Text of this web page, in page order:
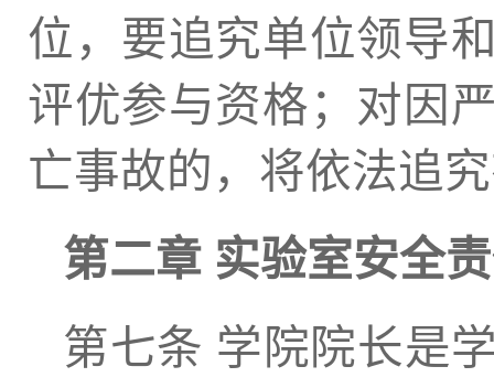
位，要追究单位领导
评优参与资格；对因
亡事故的，将依法追
第二章 实验室安全
第七条 学院院长是